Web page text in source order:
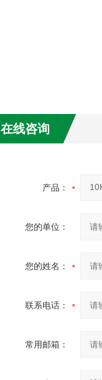
在线咨询
产品：
您的单位：
您的姓名：
联系电话：
常用邮箱：